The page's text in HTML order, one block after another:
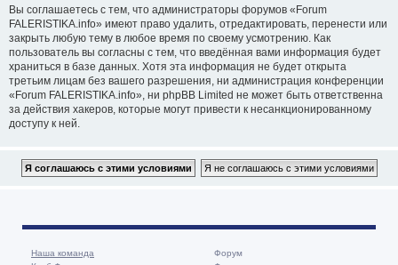
Вы соглашаетесь с тем, что администраторы форумов «Forum
FALERISTIKA.info» имеют право удалить, отредактировать, перенести или
закрыть любую тему в любое время по своему усмотрению. Как
пользователь вы согласны с тем, что введённая вами информация будет
храниться в базе данных. Хотя эта информация не будет открыта
третьим лицам без вашего разрешения, ни администрация конференции
«Forum FALERISTIKA.info», ни phpBB Limited не может быть ответственна
за действия хакеров, которые могут привести к несанкционированному
доступу к ней.
Наша команда
Форум